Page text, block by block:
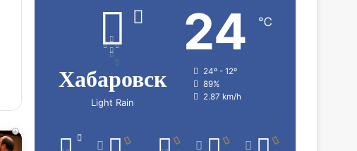
i
Хабаровск
Light Rain
24 ℃
24º - 12º
89%
2.87 km/h